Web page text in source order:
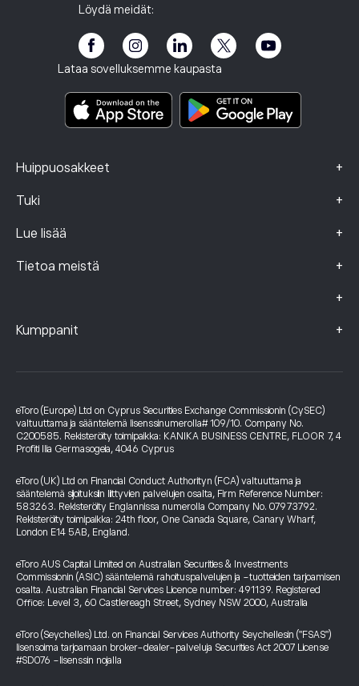
Löydä meidät:
Lataa sovelluksemme kaupasta
Huippuosakkeet +
Tuki +
Asiakkaan haavoittuvuus
Lue lisää +
Akatemia eToro
Tietoa meistä +
Julkaisutiedot
+
Riskitiedote
Käyttöehdot
Keskeistä tietoa sisältävät asiakirjat
Valitustiedot (FCA-asiakkaat)
Kumppanit +
Kumppanuusohjelma
Sijoitusvakuutus
eToro (Europe) Ltd on Cyprus Securities Exchange Commissionin (CySEC)
valtuuttama ja sääntelemä lisenssinumerolla# 109/10. Company No.
C200585. Rekisteröity toimipaikka: KANIKA BUSINESS CENTRE, FLOOR 7, 4
Profiti Ilia Germasogeia, 4046 Cyprus
eToro (UK) Ltd on Financial Conduct Authorityn (FCA) valtuuttama ja
sääntelemä sijoituksiin liittyvien palvelujen osalta, Firm Reference Number:
583263. Rekisteröity Englannissa numerolla Company No. 07973792.
Rekisteröity toimipaikka: 24th floor, One Canada Square, Canary Wharf,
London E14 5AB, England.
eToro AUS Capital Limited on Australian Securities & Investments
Commissionin (ASIC) sääntelemä rahoituspalvelujen ja -tuotteiden tarjoamisen
osalta. Australian Financial Services Licence number: 491139. Registered
Office: Level 3, 60 Castlereagh Street, Sydney NSW 2000, Australia
eToro (Seychelles) Ltd. on Financial Services Authority Seychellesin ("FSAS")
lisensoima tarjoamaan broker-dealer-palveluja Securities Act 2007 License
#SD076 -lisenssin nojalla